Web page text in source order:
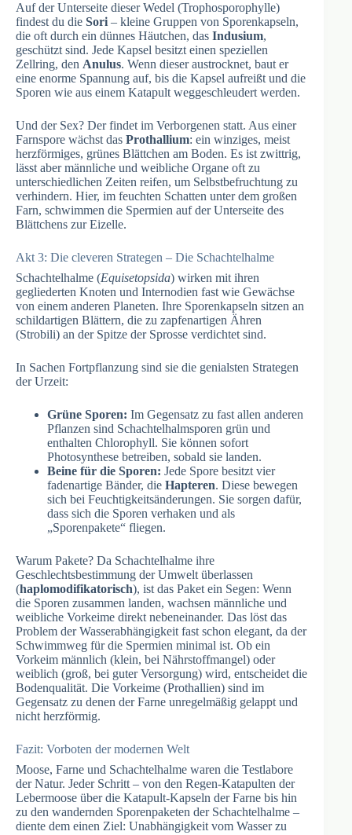
Auf der Unterseite dieser Wedel (Trophosporophylle)
findest du die Sori – kleine Gruppen von Sporenkapseln,
die oft durch ein dünnes Häutchen, das Indusium,
geschützt sind. Jede Kapsel besitzt einen speziellen
Zellring, den Anulus. Wenn dieser austrocknet, baut er
eine enorme Spannung auf, bis die Kapsel aufreißt und die
Sporen wie aus einem Katapult weggeschleudert werden.
Und der Sex? Der findet im Verborgenen statt. Aus einer
Farnspore wächst das Prothallium: ein winziges, meist
herzförmiges, grünes Blättchen am Boden. Es ist zwittrig,
lässt aber männliche und weibliche Organe oft zu
unterschiedlichen Zeiten reifen, um Selbstbefruchtung zu
verhindern. Hier, im feuchten Schatten unter dem großen
Farn, schwimmen die Spermien auf der Unterseite des
Blättchens zur Eizelle.
Akt 3: Die cleveren Strategen – Die Schachtelhalme
Schachtelhalme (Equisetopsida) wirken mit ihren
gegliederten Knoten und Internodien fast wie Gewächse
von einem anderen Planeten. Ihre Sporenkapseln sitzen an
schildartigen Blättern, die zu zapfenartigen Ähren
(Strobili) an der Spitze der Sprosse verdichtet sind.
In Sachen Fortpflanzung sind sie die genialsten Strategen
der Urzeit:
Grüne Sporen: Im Gegensatz zu fast allen anderen
Pflanzen sind Schachtelhalmsporen grün und
enthalten Chlorophyll. Sie können sofort
Photosynthese betreiben, sobald sie landen.
Beine für die Sporen: Jede Spore besitzt vier
fadenartige Bänder, die Hapteren. Diese bewegen
sich bei Feuchtigkeitsänderungen. Sie sorgen dafür,
dass sich die Sporen verhaken und als
„Sporenpakete“ fliegen.
Warum Pakete? Da Schachtelhalme ihre
Geschlechtsbestimmung der Umwelt überlassen
(haplomodifikatorisch), ist das Paket ein Segen: Wenn
die Sporen zusammen landen, wachsen männliche und
weibliche Vorkeime direkt nebeneinander. Das löst das
Problem der Wasserabhängigkeit fast schon elegant, da der
Schwimmweg für die Spermien minimal ist. Ob ein
Vorkeim männlich (klein, bei Nährstoffmangel) oder
weiblich (groß, bei guter Versorgung) wird, entscheidet die
Bodenqualität. Die Vorkeime (Prothallien) sind im
Gegensatz zu denen der Farne unregelmäßig gelappt und
nicht herzförmig.
Fazit: Vorboten der modernen Welt
Moose, Farne und Schachtelhalme waren die Testlabore
der Natur. Jeder Schritt – von den Regen-Katapulten der
Lebermoose über die Katapult-Kapseln der Farne bis hin
zu den wandernden Sporenpaketen der Schachtelhalme –
diente dem einen Ziel: Unabhängigkeit vom Wasser zu